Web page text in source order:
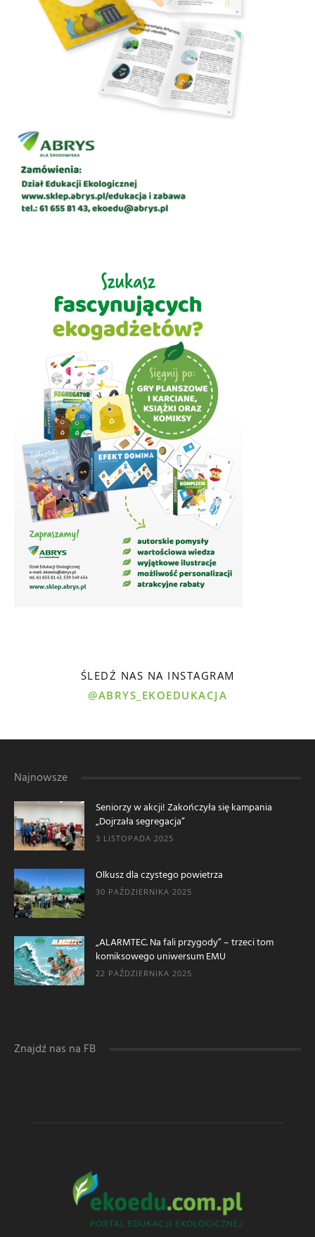
ŚLEDŹ NAS NA INSTAGRAM
@ABRYS_EKOEDUKACJA
Najnowsze
Seniorzy w akcji! Zakończyła się kampania
„Dojrzała segregacja”
3 LISTOPADA 2025
Olkusz dla czystego powietrza
30 PAŹDZIERNIKA 2025
„ALARMTEC. Na fali przygody” – trzeci tom
komiksowego uniwersum EMU
22 PAŹDZIERNIKA 2025
Znajdź nas na FB